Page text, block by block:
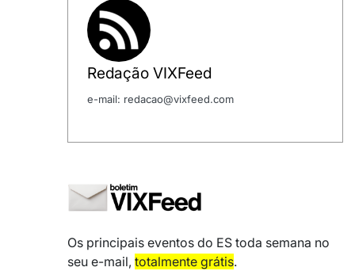
Redação VIXFeed
e-mail: redacao@vixfeed.com
Os principais eventos do ES toda semana no
seu e-mail, totalmente grátis.